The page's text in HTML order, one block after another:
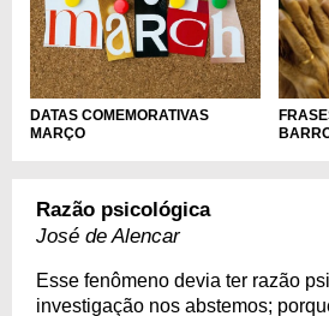
DATAS COMEMORATIVAS
MARÇO
Razão psicológica
José de Alencar
Esse fenômeno devia ter razão
investigação nos abstemos;